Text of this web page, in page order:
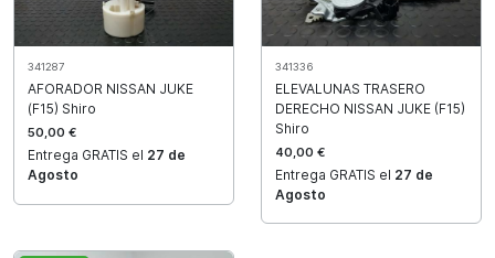
341287
AFORADOR NISSAN JUKE
(F15) Shiro
50,00 €
Entrega GRATIS el 27 de
Agosto
341336
ELEVALUNAS TRASERO
DERECHO NISSAN JUKE (F15)
Shiro
40,00 €
Entrega GRATIS el 27 de
Agosto